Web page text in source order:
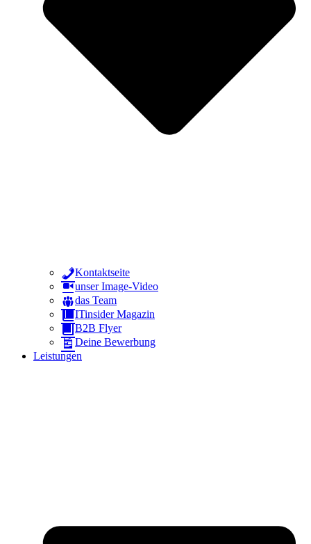
Kontaktseite
unser Image-Video
das Team
ITinsider Magazin
B2B Flyer
Deine Bewerbung
Leistungen